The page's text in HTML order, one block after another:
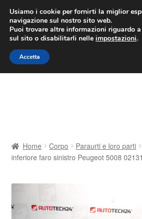
CONSEGNA da 7
Lun-Ven 9:00 - 16:00/
Vai
alla
navigazione
Vai
al
contenuto
Consegna
Contatto
Il mio account
Home Corpo Paraurti e loro parti
inferiore faro sinistro Peugeot 5008
Usiamo i cookie per fornirti la miglior
navigazione sul nostro sito web.
Puoi trovare altre informazioni riguardo
sul sito o disabilitarli nelle impostazioni.
Accetta